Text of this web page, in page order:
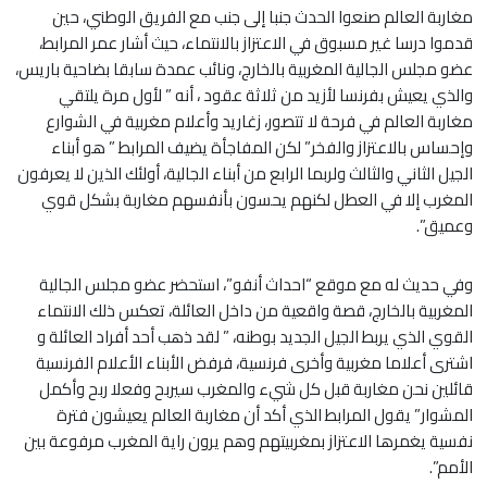
مغاربة العالم صنعوا الحدث جنبا إلى جنب مع الفريق الوطني، حين
قدموا درسا غير مسبوق في الاعتزاز بالانتماء، حيث أشار عمر المرابط،
عضو مجلس الجالية المغربية بالخارج، ونائب عمدة سابقا بضاحية باريس،
والذي يعيش بفرنسا لأزيد من ثلاثة عقود ، أنه ” لأول مرة يلتقي
مغاربة العالم في فرحة لا تتصور، زغاريد وأعلام مغربية في الشوارع
وإحساس بالاعتزاز والفخر” لكن المفاجأة يضيف المرابط ” هو أبناء
الجيل الثاني والثالث ولربما الرابع من أبناء الجالية، أولئك الذين لا يعرفون
المغرب إلا في العطل لكنهم يحسون بأنفسهم مغاربة بشكل قوي
وعميق”.
وفي حديث له مع موقع “احداث أنفو”، استحضر عضو مجلس الجالية
المغربية بالخارج، قصة واقعية من داخل العائلة، تعكس ذلك الانتماء
القوي الذي يربط الجيل الجديد بوطنه، ” لقد ذهب أحد أفراد العائلة و
اشترى أعلاما مغربية وأخرى فرنسية، فرفض الأبناء الأعلام الفرنسية
قائلين نحن مغاربة قبل كل شيء والمغرب سيربح وفعلا ربح وأكمل
المشوار” يقول المرابط الذي أكد أن مغاربة العالم يعيشون فترة
نفسية يغمرها الاعتزاز بمغربيتهم وهم يرون راية المغرب مرفوعة بين
الأمم”.